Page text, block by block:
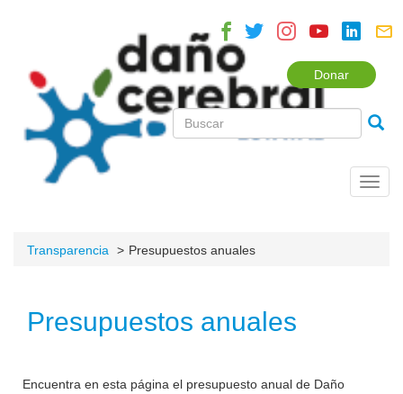
Donar
Transparencia Presupuestos anuales
Presupuestos anuales
Encuentra en esta página el presupuesto anual de Daño